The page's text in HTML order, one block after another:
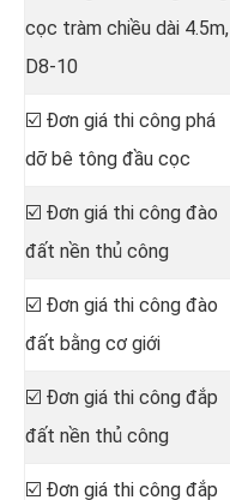
cọc tràm chiều dài 4.5m,
D8-10
☑️ Đơn giá thi công phá
dỡ bê tông đầu cọc
☑️ Đơn giá thi công đào
đất nền thủ công
☑️ Đơn giá thi công đào
đất bằng cơ giới
☑️ Đơn giá thi công đắp
đất nền thủ công
☑️ Đơn giá thi công đắp